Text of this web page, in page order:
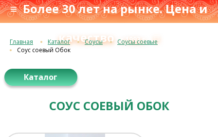
≡ Более 30 лет на рынке. Цена и
качествос 1993 г.≡
Главная Каталог Соусы
Соусы соевые
Соус соевый Обок
Каталог
СОУС СОЕВЫЙ ОБОК